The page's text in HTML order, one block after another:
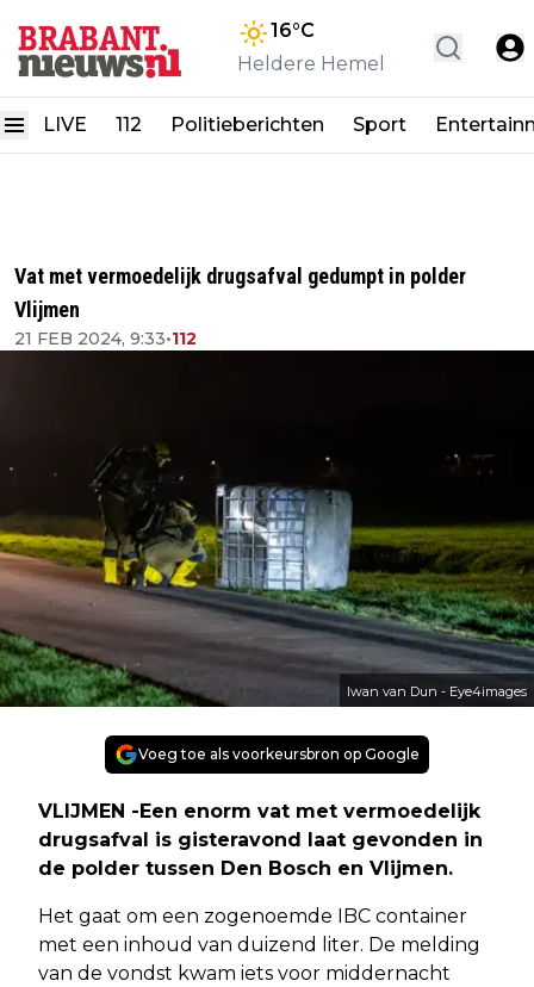
16°C
Heldere Hemel
LIVE 112 Politieberichten Sport
Vat met vermoedelijk drugsafval gedumpt in polder
Vlijmen
21 FEB 2024, 9:33•112
Iwan van Dun - Eye4images
Voeg toe als voorkeursbron op Google
VLIJMEN -Een enorm vat met vermoedelijk
drugsafval is gisteravond laat gevonden in
de polder tussen Den Bosch en Vlijmen.
Het gaat om een zogenoemde IBC container
met een inhoud van duizend liter. De melding
van de vondst kwam iets voor middernacht